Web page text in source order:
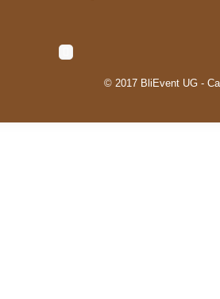
© 2017 BliEvent UG -